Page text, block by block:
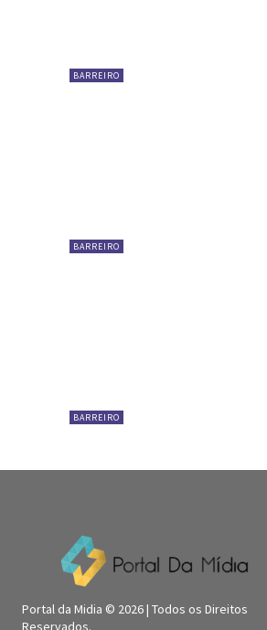
BARREIRO
BARREIRO
BARREIRO
Portal da Midia © 2026 | Todos os Direitos
Reservados.